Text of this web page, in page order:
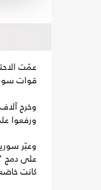
عمّت
قوات
وخرج
ورفعوا
وعبّر
على دمج
كانت